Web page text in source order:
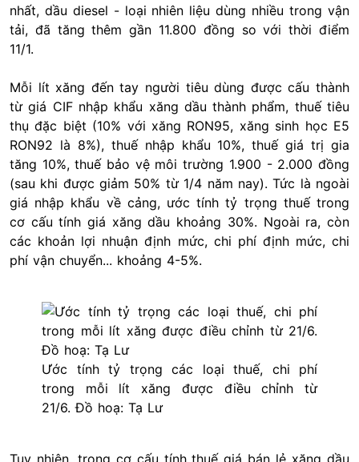
nhất, dầu diesel - loại nhiên liệu dùng nhiều trong vận
tải, đã tăng thêm gần 11.800 đồng so với thời điểm
11/1.
Mỗi lít xăng đến tay người tiêu dùng được cấu thành
từ giá CIF nhập khẩu xăng dầu thành phẩm, thuế tiêu
thụ đặc biệt (10% với xăng RON95, xăng sinh học E5
RON92 là 8%), thuế nhập khẩu 10%, thuế giá trị gia
tăng 10%, thuế bảo vệ môi trường 1.900 - 2.000 đồng
(sau khi được giảm 50% từ 1/4 năm nay). Tức là ngoài
giá nhập khẩu về cảng, ước tính tỷ trọng thuế trong
cơ cấu tính giá xăng dầu khoảng 30%. Ngoài ra, còn
các khoản lợi nhuận định mức, chi phí định mức, chi
phí vận chuyển... khoảng 4-5%.
Ước tính tỷ trọng các loại thuế, chi phí
trong mỗi lít xăng được điều chỉnh từ
21/6. Đồ hoạ: Tạ Lư
Tuy nhiên, trong cơ cấu tính thuế giá bán lẻ xăng dầu